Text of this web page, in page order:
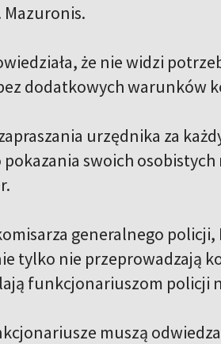
Mazuronis.
że nie widzi
dodatkowych warunków
urzędnika za
swoich
generalnego
tylko nie przeprowadzają
funkcjonariuszom policji
muszą